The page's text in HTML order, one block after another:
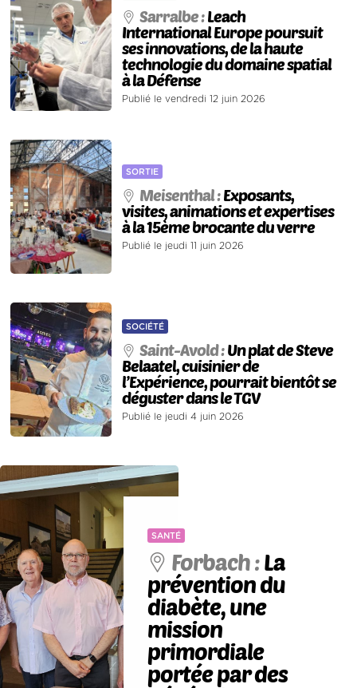
Sarralbe :Leach
International Europe poursuit
ses innovations, de la haute
technologie du domaine spatial
à la Défense
Publié le vendredi 12 juin 2026
SORTIE
Meisenthal :Exposants,
visites, animations et expertises
à la 15ème brocante du verre
Publié le jeudi 11 juin 2026
SOCIÉTÉ
Saint-Avold :Un plat de Steve
Belaatel, cuisinier de
l’Expérience, pourrait bientôt se
déguster dans le TGV
Publié le jeudi 4 juin 2026
SANTÉ
Forbach :La
prévention du
diabète, une
mission
primordiale
portée par des